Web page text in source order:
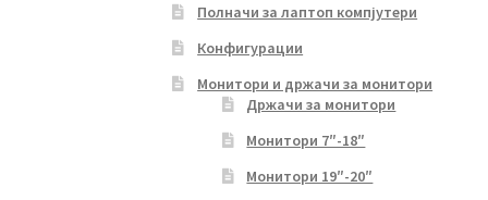
Полначи за лаптоп компјутери
Конфигурации
Монитори и држачи за монитори
Држачи за монитори
Монитори 7″-18″
Монитори 19″-20″